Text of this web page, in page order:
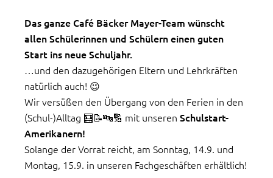
Das ganze Café Bäcker Mayer-Team wünscht
allen Schülerinnen und Schülern einen guten
Start ins neue Schuljahr.
…und den dazugehörigen Eltern und Lehrkräften
natürlich auch! 😉
Wir versüßen den Übergang von den Ferien in den
(Schul-)Alltag 🧮📝🔤🔢 mit unseren Schulstart-
Amerikanern!
Solange der Vorrat reicht, am Sonntag, 14.9. und
Montag, 15.9. in unseren Fachgeschäften erhältlich!